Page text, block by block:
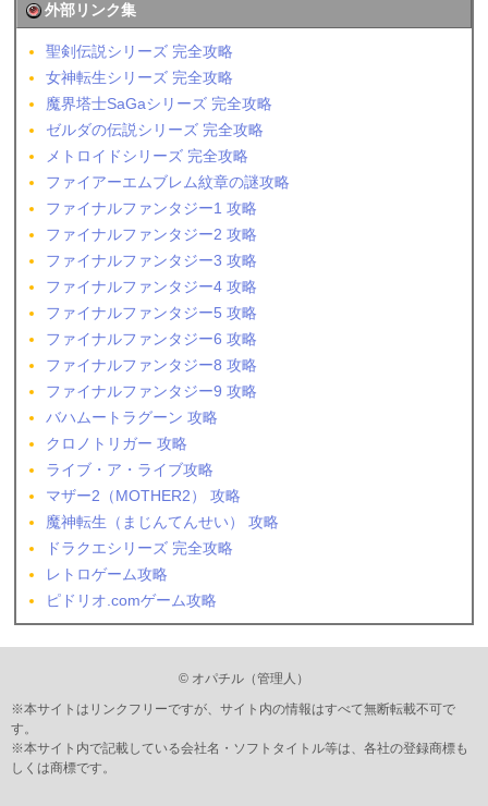
外部リンク集
聖剣伝説シリーズ 完全攻略
女神転生シリーズ 完全攻略
魔界塔士SaGaシリーズ 完全攻略
ゼルダの伝説シリーズ 完全攻略
メトロイドシリーズ 完全攻略
ファイアーエムブレム紋章の謎攻略
ファイナルファンタジー1 攻略
ファイナルファンタジー2 攻略
ファイナルファンタジー3 攻略
ファイナルファンタジー4 攻略
ファイナルファンタジー5 攻略
ファイナルファンタジー6 攻略
ファイナルファンタジー8 攻略
ファイナルファンタジー9 攻略
バハムートラグーン 攻略
クロノトリガー 攻略
ライブ・ア・ライブ攻略
マザー2（MOTHER2） 攻略
魔神転生（まじんてんせい） 攻略
ドラクエシリーズ 完全攻略
レトロゲーム攻略
ピドリオ.comゲーム攻略
© オパチル（管理人）
※本サイトはリンクフリーですが、サイト内の情報はすべて無断転載不可で
す。
※本サイト内で記載している会社名・ソフトタイトル等は、各社の登録商標も
しくは商標です。